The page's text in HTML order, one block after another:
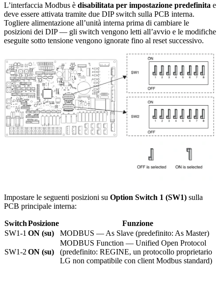
L’interfaccia Modbus è disabilitata per impostazione predefinita e
deve essere attivata tramite due DIP switch sulla PCB interna.
Togliere alimentazione all’unità interna prima di cambiare le
posizioni dei DIP — gli switch vengono letti all’avvio e le modifiche
eseguite sotto tensione vengono ignorate fino al reset successivo.
Impostare le seguenti posizioni su Option Switch 1 (SW1) sulla
PCB principale interna:
SwitchPosizione
Funzione
SW1-1 ON (su) MODBUS — As Slave (predefinito: As Master)
SW1-2 ON (su)
MODBUS Function — Unified Open Protocol
(predefinito: REGINE, un protocollo proprietario
LG non compatibile con client Modbus standard)